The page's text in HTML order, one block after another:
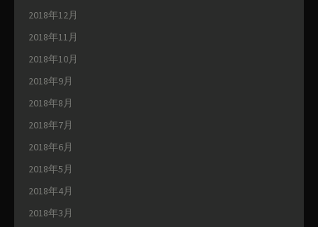
2018年12月
2018年11月
2018年10月
2018年9月
2018年8月
2018年7月
2018年6月
2018年5月
2018年4月
2018年3月